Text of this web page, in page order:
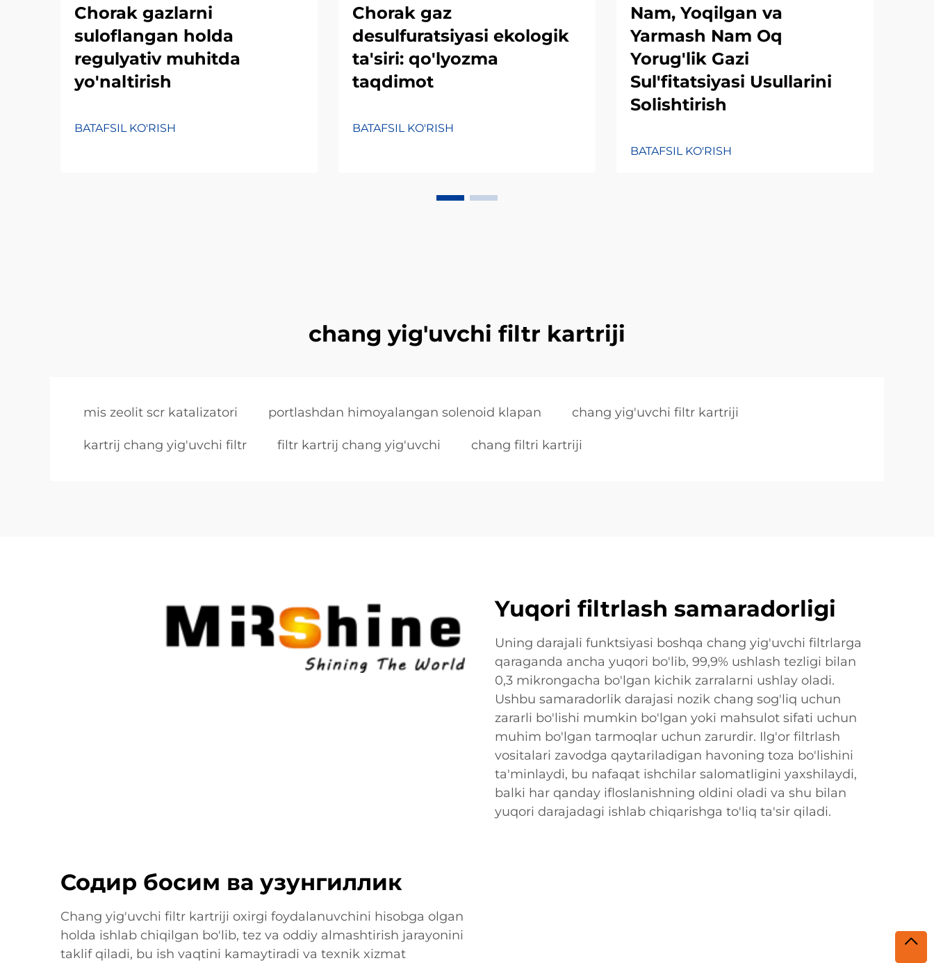
Chorak gazlarni
suloflangan holda
regulyativ muhitda
yo'naltirish
BATAFSIL KO'RISH
Chorak gaz
desulfuratsiyasi ekologik
ta'siri: qo'lyozma
taqdimot
BATAFSIL KO'RISH
Nam, Yoqilgan va
Yarmash Nam Oq
Yorug'lik Gazi
Sul'fitatsiyasi Usullarini
Solishtirish
BATAFSIL KO'RISH
chang yig'uvchi filtr kartriji
mis zeolit scr katalizatori portlashdan himoyalangan solenoid klapan chang yig'uvchi filtr kartriji
kartrij chang yig'uvchi filtr filtr kartrij chang yig'uvchi chang filtri kartriji
Yuqori filtrlash samaradorligi
Uning darajali funktsiyasi boshqa chang yig'uvchi filtrlarga
qaraganda ancha yuqori bo'lib, 99,9% ushlash tezligi bilan
0,3 mikrongacha bo'lgan kichik zarralarni ushlay oladi.
Ushbu samaradorlik darajasi nozik chang sog'liq uchun
zararli bo'lishi mumkin bo'lgan yoki mahsulot sifati uchun
muhim bo'lgan tarmoqlar uchun zarurdir. Ilg'or filtrlash
vositalari zavodga qaytariladigan havoning toza bo'lishini
ta'minlaydi, bu nafaqat ishchilar salomatligini yaxshilaydi,
balki har qanday ifloslanishning oldini oladi va shu bilan
yuqori darajadagi ishlab chiqarishga to'liq ta'sir qiladi.
Содир босим ва узунгиллик
Chang yig'uvchi filtr kartriji oxirgi foydalanuvchini hisobga olgan
holda ishlab chiqilgan bo'lib, tez va oddiy almashtirish jarayonini
taklif qiladi, bu ish vaqtini kamaytiradi va texnik xizmat